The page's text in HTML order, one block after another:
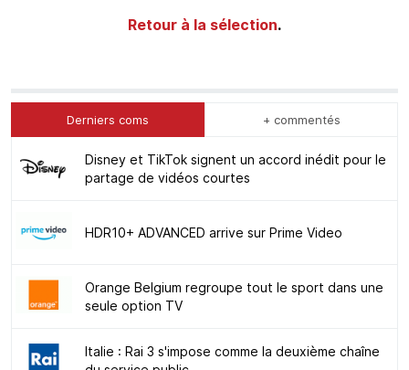
Retour à la sélection.
Derniers coms + commentés
Disney et TikTok signent un accord inédit pour le
partage de vidéos courtes
HDR10+ ADVANCED arrive sur Prime Video
Orange Belgium regroupe tout le sport dans une
seule option TV
Italie : Rai 3 s'impose comme la deuxième chaîne